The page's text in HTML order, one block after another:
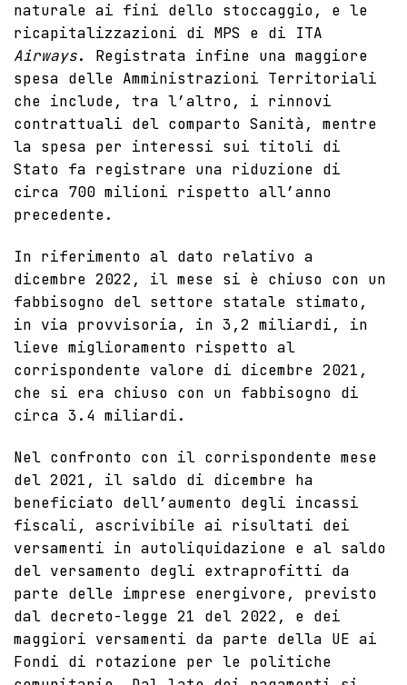
naturale ai fini dello stoccaggio, e le
ricapitalizzazioni di MPS e di ITA
Airways. Registrata infine una maggiore
spesa delle Amministrazioni Territoriali
che include, tra l’altro, i rinnovi
contrattuali del comparto Sanità, mentre
la spesa per interessi sui titoli di
Stato fa registrare una riduzione di
circa 700 milioni rispetto all’anno
precedente.
In riferimento al dato relativo a
dicembre 2022, il mese si è chiuso con un
fabbisogno del settore statale stimato,
in via provvisoria, in 3,2 miliardi, in
lieve miglioramento rispetto al
corrispondente valore di dicembre 2021,
che si era chiuso con un fabbisogno di
circa 3.4 miliardi.
Nel confronto con il corrispondente mese
del 2021, il saldo di dicembre ha
beneficiato dell’aumento degli incassi
fiscali, ascrivibile ai risultati dei
versamenti in autoliquidazione e al saldo
del versamento degli extraprofitti da
parte delle imprese energivore, previsto
dal decreto-legge 21 del 2022, e dei
maggiori versamenti da parte della UE ai
Fondi di rotazione per le politiche